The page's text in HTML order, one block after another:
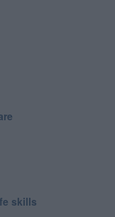
skills